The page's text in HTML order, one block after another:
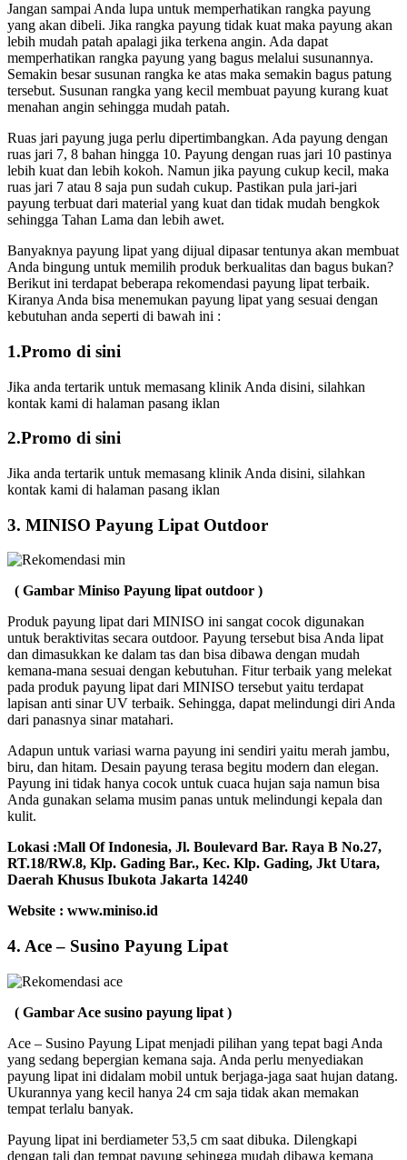
Jangan sampai Anda lupa untuk memperhatikan rangka payung
yang akan dibeli. Jika rangka payung tidak kuat maka payung akan
lebih mudah patah apalagi jika terkena angin. Ada dapat
memperhatikan rangka payung yang bagus melalui susunannya.
Semakin besar susunan rangka ke atas maka semakin bagus patung
tersebut. Susunan rangka yang kecil membuat payung kurang kuat
menahan angin sehingga mudah patah.
Ruas jari payung juga perlu dipertimbangkan. Ada payung dengan
ruas jari 7, 8 bahan hingga 10. Payung dengan ruas jari 10 pastinya
lebih kuat dan lebih kokoh. Namun jika payung cukup kecil, maka
ruas jari 7 atau 8 saja pun sudah cukup. Pastikan pula jari-jari
payung terbuat dari material yang kuat dan tidak mudah bengkok
sehingga Tahan Lama dan lebih awet.
Banyaknya payung lipat yang dijual dipasar tentunya akan membuat
Anda bingung untuk memilih produk berkualitas dan bagus bukan?
Berikut ini terdapat beberapa rekomendasi payung lipat terbaik.
Kiranya Anda bisa menemukan payung lipat yang sesuai dengan
kebutuhan anda seperti di bawah ini :
1.Promo di sini
Jika anda tertarik untuk memasang klinik Anda disini, silahkan
kontak kami di halaman pasang iklan
2.Promo di sini
Jika anda tertarik untuk memasang klinik Anda disini, silahkan
kontak kami di halaman pasang iklan
3. MINISO Payung Lipat Outdoor
( Gambar Miniso Payung lipat outdoor )
Produk payung lipat dari MINISO ini sangat cocok digunakan
untuk beraktivitas secara outdoor. Payung tersebut bisa Anda lipat
dan dimasukkan ke dalam tas dan bisa dibawa dengan mudah
kemana-mana sesuai dengan kebutuhan. Fitur terbaik yang melekat
pada produk payung lipat dari MINISO tersebut yaitu terdapat
lapisan anti sinar UV terbaik. Sehingga, dapat melindungi diri Anda
dari panasnya sinar matahari.
Adapun untuk variasi warna payung ini sendiri yaitu merah jambu,
biru, dan hitam. Desain payung terasa begitu modern dan elegan.
Payung ini tidak hanya cocok untuk cuaca hujan saja namun bisa
Anda gunakan selama musim panas untuk melindungi kepala dan
kulit.
Lokasi :Mall Of Indonesia, Jl. Boulevard Bar. Raya B No.27,
RT.18/RW.8, Klp. Gading Bar., Kec. Klp. Gading, Jkt Utara,
Daerah Khusus Ibukota Jakarta 14240
Website : www.miniso.id
4. Ace – Susino Payung Lipat
( Gambar Ace susino payung lipat )
Ace – Susino Payung Lipat menjadi pilihan yang tepat bagi Anda
yang sedang bepergian kemana saja. Anda perlu menyediakan
payung lipat ini didalam mobil untuk berjaga-jaga saat hujan datang.
Ukurannya yang kecil hanya 24 cm saja tidak akan memakan
tempat terlalu banyak.
Payung lipat ini berdiameter 53,5 cm saat dibuka. Dilengkapi
dengan tali dan tempat payung sehingga mudah dibawa kemana